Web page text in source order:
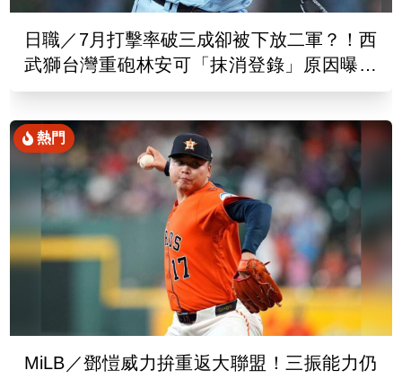
日職／7月打擊率破三成卻被下放二軍？！西
武獅台灣重砲林安可「抹消登錄」原因曝光
了
熱門
MiLB／鄧愷威力拚重返大聯盟！三振能力仍